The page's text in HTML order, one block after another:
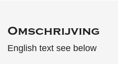
Omschrijving
English text see below